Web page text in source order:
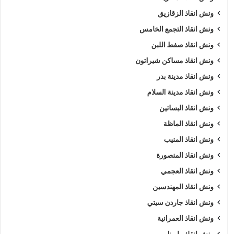
ونش انقاذ الزقازيق
ونش انقاذ التجمع الخامس
ونش انقاذ صفط اللبن
ونش انقاذ مساكن شيراتون
ونش انقاذ مدينة بدر
ونش انقاذ مدينة السلام
ونش انقاذ البساتين
ونش انقاذ الماظة
ونش انقاذ المنيب
ونش انقاذ المنصورة
ونش انقاذ العجمي
ونش انقاذ المهندسين
ونش انقاذ جاردن سيتي
ونش انقاذ العمرانية